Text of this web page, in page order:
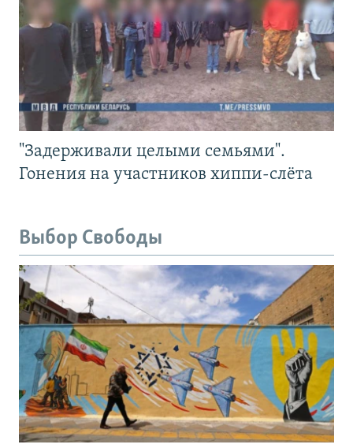
"Задерживали целыми семьями".
Гонения на участников хиппи-слёта
Выбор Свободы